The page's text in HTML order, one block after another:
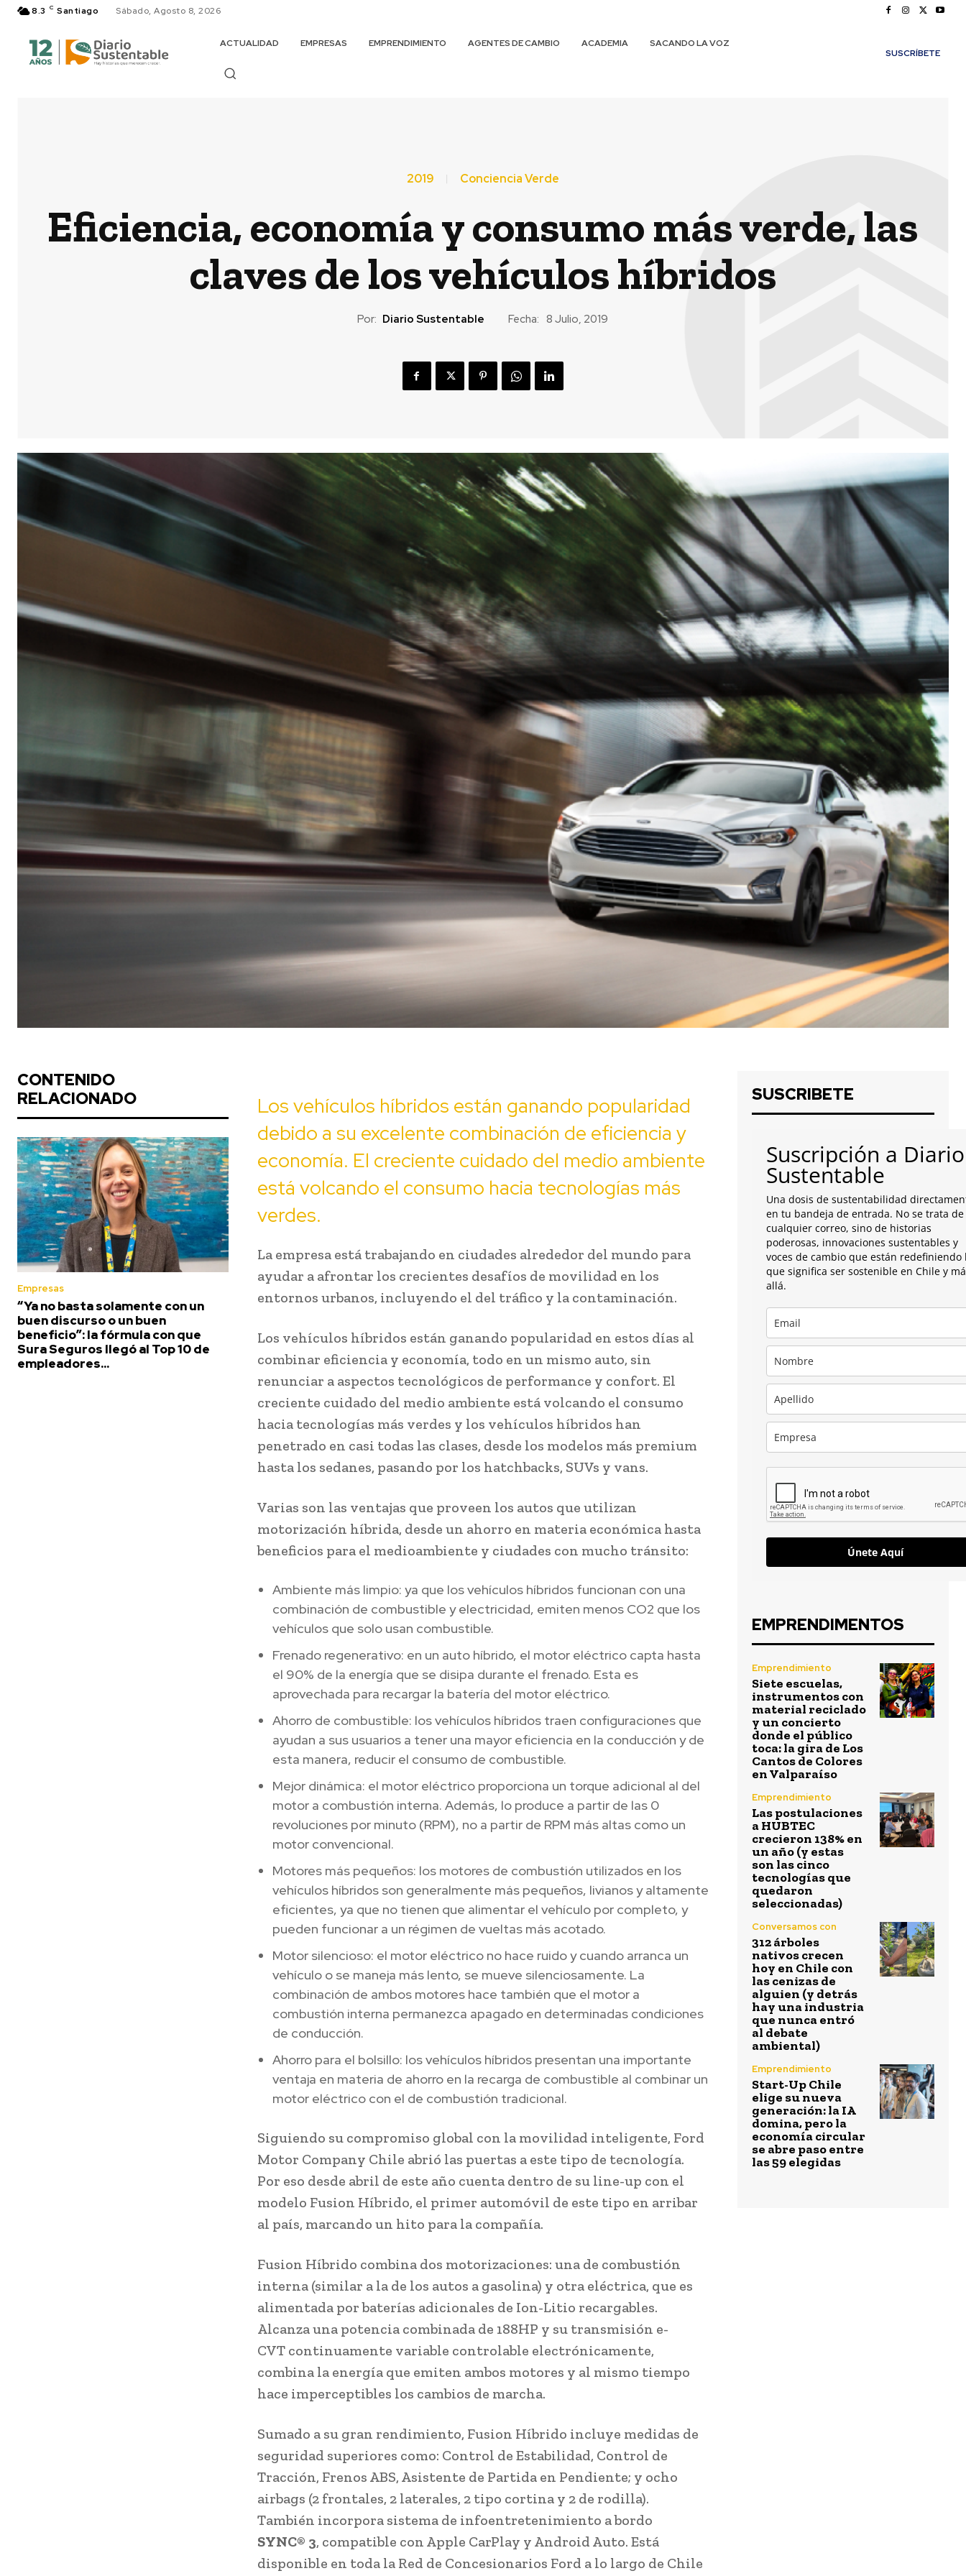
8.3 C Santiago Sábado, Agosto 8, 2026
ACTUALIDAD EMPRESAS EMPRENDIMIENTO AGENTES DE CAMBIO ACADEMIA
SACANDO LA VOZ
SUSCRÍBETE
2019 Conciencia Verde
Eficiencia, economía y consumo más verde, las
claves de los vehículos híbridos
Por: Diario Sustentable Fecha: 8 Julio, 2019
CONTENIDO
RELACIONADO
Empresas
“Ya no basta solamente con un
buen discurso o un buen
beneficio”: la fórmula con que
Sura Seguros llegó al Top 10 de
empleadores...
Los vehículos híbridos están ganando popularidad
debido a su excelente combinación de eficiencia y
economía. El creciente cuidado del medio ambiente
está volcando el consumo hacia tecnologías más
verdes.
La empresa está trabajando en ciudades alrededor del mundo para
ayudar a afrontar los crecientes desafíos de movilidad en los
entornos urbanos, incluyendo el del tráfico y la contaminación.
Los vehículos híbridos están ganando popularidad en estos días al
combinar eficiencia y economía, todo en un mismo auto, sin
renunciar a aspectos tecnológicos de performance y confort. El
creciente cuidado del medio ambiente está volcando el consumo
hacia tecnologías más verdes y los vehículos híbridos han
penetrado en casi todas las clases, desde los modelos más premium
hasta los sedanes, pasando por los hatchbacks, SUVs y vans.
Varias son las ventajas que proveen los autos que utilizan
motorización híbrida, desde un ahorro en materia económica hasta
beneficios para el medioambiente y ciudades con mucho tránsito:
Ambiente más limpio: ya que los vehículos híbridos funcionan con una
combinación de combustible y electricidad, emiten menos CO2 que los
vehículos que solo usan combustible.
Frenado regenerativo: en un auto híbrido, el motor eléctrico capta hasta
el 90% de la energía que se disipa durante el frenado. Esta es
aprovechada para recargar la batería del motor eléctrico.
Ahorro de combustible: los vehículos híbridos traen configuraciones que
ayudan a sus usuarios a tener una mayor eficiencia en la conducción y de
esta manera, reducir el consumo de combustible.
Mejor dinámica: el motor eléctrico proporciona un torque adicional al del
motor a combustión interna. Además, lo produce a partir de las 0
revoluciones por minuto (RPM), no a partir de RPM más altas como un
motor convencional.
Motores más pequeños: los motores de combustión utilizados en los
vehículos híbridos son generalmente más pequeños, livianos y altamente
eficientes, ya que no tienen que alimentar el vehículo por completo, y
pueden funcionar a un régimen de vueltas más acotado.
Motor silencioso: el motor eléctrico no hace ruido y cuando arranca un
vehículo o se maneja más lento, se mueve silenciosamente. La
combinación de ambos motores hace también que el motor a
combustión interna permanezca apagado en determinadas condiciones
de conducción.
Ahorro para el bolsillo: los vehículos híbridos presentan una importante
ventaja en materia de ahorro en la recarga de combustible al combinar un
motor eléctrico con el de combustión tradicional.
Siguiendo su compromiso global con la movilidad inteligente, Ford
Motor Company Chile abrió las puertas a este tipo de tecnología.
Por eso desde abril de este año cuenta dentro de su line-up con el
modelo Fusion Híbrido, el primer automóvil de este tipo en arribar
al país, marcando un hito para la compañía.
Fusion Híbrido combina dos motorizaciones: una de combustión
interna (similar a la de los autos a gasolina) y otra eléctrica, que es
alimentada por baterías adicionales de Ion-Litio recargables.
Alcanza una potencia combinada de 188HP y su transmisión e-
CVT continuamente variable controlable electrónicamente,
combina la energía que emiten ambos motores y al mismo tiempo
hace imperceptibles los cambios de marcha.
Sumado a su gran rendimiento, Fusion Híbrido incluye medidas de
seguridad superiores como: Control de Estabilidad, Control de
Tracción, Frenos ABS, Asistente de Partida en Pendiente; y ocho
airbags (2 frontales, 2 laterales, 2 tipo cortina y 2 de rodilla).
También incorpora sistema de infoentretenimiento a bordo
SYNC® 3, compatible con Apple CarPlay y Android Auto. Está
disponible en toda la Red de Concesionarios Ford a lo largo de Chile
SUSCRIBETE
Suscripción a Diario
Sustentable
Una dosis de sustentabilidad
en tu bandeja de entrada. No se trata de
cualquier correo, sino de historias
poderosas, innovaciones sustentables y
voces de cambio que están redefiniendo
que significa ser sostenible en Chile y
allá.
Únete Aquí
EMPRENDIMENTOS
Emprendimiento
Siete escuelas,
instrumentos con
material reciclado
y un concierto
donde el público
toca: la gira de Los
Cantos de Colores
en Valparaíso
Emprendimiento
Las postulaciones
a HUBTEC
crecieron 138% en
un año (y estas
son las cinco
tecnologías que
quedaron
seleccionadas)
Conversamos con
312 árboles
nativos crecen
hoy en Chile con
las cenizas de
alguien (y detrás
hay una industria
que nunca entró
al debate
ambiental)
Emprendimiento
Start-Up Chile
elige su nueva
generación: la IA
domina, pero la
economía circular
se abre paso entre
las 59 elegidas